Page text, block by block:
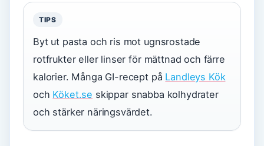
TIPS
Byt ut pasta och ris mot ugnsrostade
rotfrukter eller linser för mättnad och färre
kalorier. Många GI-recept på Landleys Kök
och Köket.se skippar snabba kolhydrater
och stärker näringsvärdet.